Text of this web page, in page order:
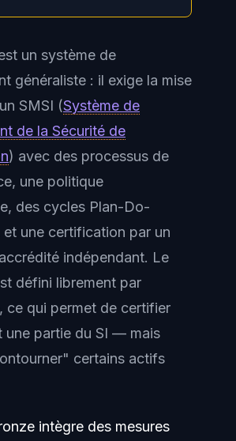
un système de
généraliste : il exige la mise
SMSI (Système de
de la Sécurité de
) avec des processus de
une politique
des cycles Plan-Do-
une certification par un
indépendant. Le
défini librement par
ce qui permet de certifier
une partie du SI — mais
certains actifs
intègre des mesures